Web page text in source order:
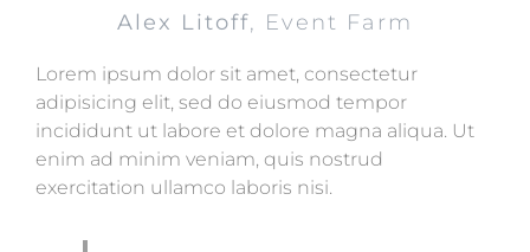
Alex Litoff, Event Farm
Lorem ipsum dolor sit amet, consectetur
adipisicing elit, sed do eiusmod tempor
incididunt ut labore et dolore magna aliqua. Ut
enim ad minim veniam, quis nostrud
exercitation ullamco laboris nisi.